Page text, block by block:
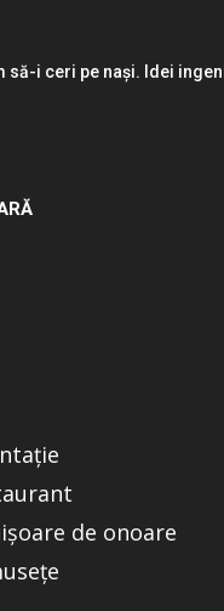
să-i ceri pe nași. Idei
de onoare